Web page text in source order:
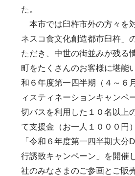
た。
本市では臼杵市外の方々を
ネスコ食文化創造都市臼杵」
ただき、中世の街並みが残る
町をたくさんのお客様に堪能
和６年度第一四半期（４～６
ィスティネーションキャンペ
切バスを利用した１０名以上
て支援金（お一人１０００円
「令和６年度第一四半期大分
行誘致キャンペーン」を開
社のみなさまのご参画とご販